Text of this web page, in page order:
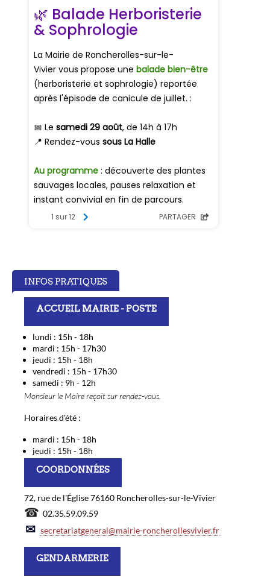
INFOS PRATIQUES
ACCUEIL MAIRIE - POSTE
lundi : 15h - 18h
mardi : 15h - 17h30
jeudi : 15h - 18h
vendredi : 15h - 17h30
samedi : 9h - 12h
Monsieur le Maire reçoit sur rendez-vous.
Horaires d'été :
mardi : 15h - 18h
jeudi : 15h - 18h
COORDONNÉES
72, rue de l'Église 76160 Roncherolles-sur-le-Vivier
☎ 02.35.59.09.59
✉ secretariatgeneral@mairie-roncherollesvivier.fr
GENDARMERIE